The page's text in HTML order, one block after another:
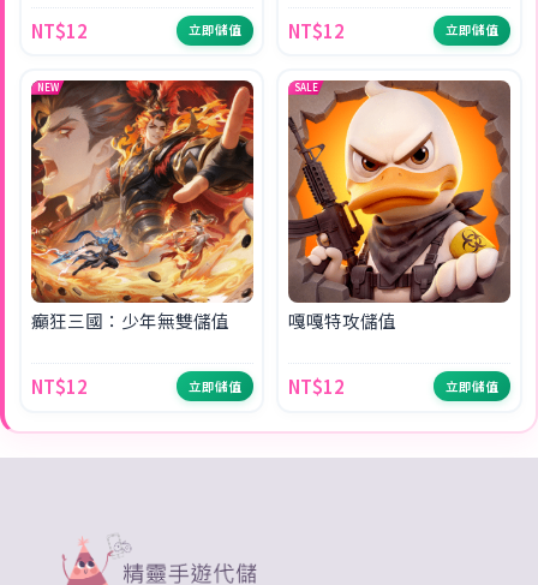
NT$12
立即儲值 NT$12 立即儲值
NEW
癲狂三國：少年無雙儲值
NT$12 立即儲值
SALE
嘎嘎特攻儲值
NT$12 立即儲值